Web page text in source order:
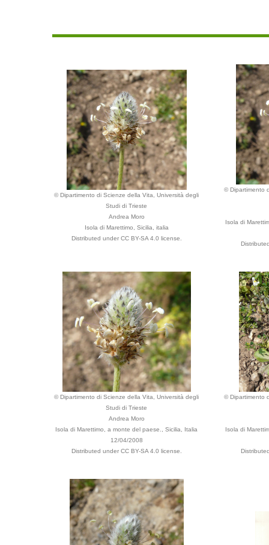
© Dipartimento di Scienze della Vita, Università degli
Studi di Trieste
Andrea Moro
Isola di Marettimo, Sicilia, italia
Distributed under CC BY-SA 4.0 license.
© Dipartimento
Isola di
© Dipartimento di Scienze della Vita, Università degli
Studi di Trieste
Andrea Moro
Isola di Marettimo, a monte del paese., Sicilia, Italia
12/04/2008
Distributed under CC BY-SA 4.0 license.
© Dipartimento
Isola di